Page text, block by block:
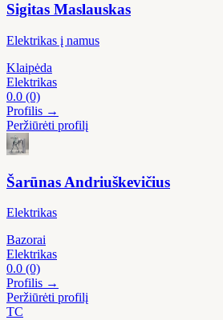
Sigitas Maslauskas
Elektrikas į namus
Klaipėda
Elektrikas
0.0 (0)
Profilis →
Peržiūrėti profilį
Šarūnas Andriuškevičius
Elektrikas
Bazorai
Elektrikas
0.0 (0)
Profilis →
Peržiūrėti profilį
TC